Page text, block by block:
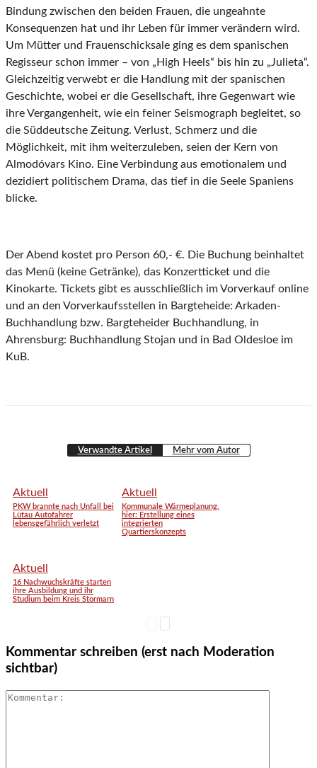
Bindung zwischen den beiden Frauen, die ungeahnte
Konsequenzen hat und ihr Leben für immer verändern wird.
Um Mütter und Frauenschicksale ging es dem spanischen
Regisseur schon immer – von „High Heels“ bis hin zu „Julieta“.
Gleichzeitig verwebt er die Handlung mit der spanischen
Geschichte, wobei er die Gesellschaft, ihre Gegenwart wie
ihre Vergangenheit, wie ein feiner Seismograph begleitet, so
die Süddeutsche Zeitung. Verlust, Schmerz und die
Möglichkeit, mit ihm weiterzuleben, seien der Kern von
Almodóvars Kino. Eine Verbindung aus emotionalem und
dezidiert politischem Drama, das tief in die Seele Spaniens
blicke.
Der Abend kostet pro Person 60,- €. Die Buchung beinhaltet
das Menü (keine Getränke), das Konzertticket und die
Kinokarte. Tickets gibt es ausschließlich im Vorverkauf online
und an den Vorverkaufsstellen in Bargteheide: Arkaden-
Buchhandlung bzw. Bargteheider Buchhandlung, in
Ahrensburg: Buchhandlung Stojan und in Bad Oldesloe im
KuB.
Verwandte Artikel Mehr vom Autor
Aktuell
PKW brannte nach Unfall bei
Lütau Autofahrer
lebensgefährlich verletzt
Aktuell
Kommunale Wärmeplanung,
hier: Erstellung eines
integrierten
Quartierskonzepts
Aktuell
16 Nachwuchskräfte starten
ihre Ausbildung und ihr
Studium beim Kreis Stormarn
Kommentar schreiben (erst nach Moderation
sichtbar)